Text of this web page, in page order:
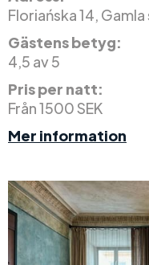
Floriańska 14,
Gästens betyg:
4,5 av 5
Pris per natt:
Från 1500 SEK
Mer information